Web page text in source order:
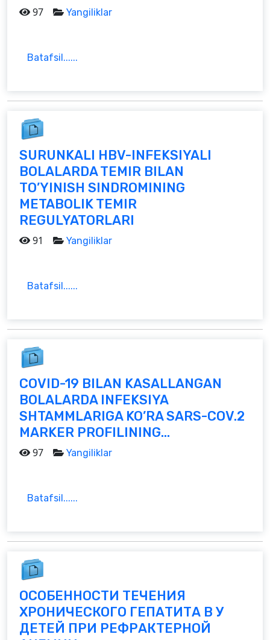
97 Yangiliklar
Batafsil......
SURUNKALI HBV-INFEKSIYALI
BOLALARDA TEMIR BILAN
TO’YINISH SINDROMINING
METABOLIK TEMIR
REGULYATORLARI
91 Yangiliklar
Batafsil......
СOVID-19 BILAN KASALLANGAN
BOLALARDA INFEKSIYA
SHTAMMLARIGA KO’RA SARS-COV.2
MARKER PROFILINING...
97 Yangiliklar
Batafsil......
ОСОБЕННОСТИ ТЕЧЕНИЯ
ХРОНИЧЕСКОГО ГЕПАТИТА В У
ДЕТЕЙ ПРИ РЕФРАКТЕРНОЙ